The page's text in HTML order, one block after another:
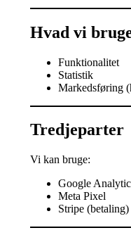
Hvad vi
Funktionalitet
Statistik
Markedsføring
Tredjeparter
Vi kan bruge:
Google
Meta Pixel
Stripe (betaling)